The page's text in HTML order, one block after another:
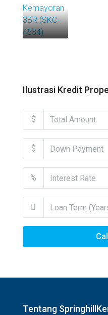
Ilustrasi Kredit
$
$
%
Tentang